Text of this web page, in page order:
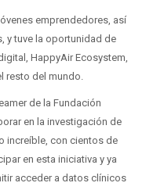
emprendedores, así
y tuve la oportunidad de
HappyAir Ecosystem,
resto del mundo.
de la Fundación
en la investigación de
increíble, con cientos de
en esta iniciativa y ya
acceder a datos clínicos